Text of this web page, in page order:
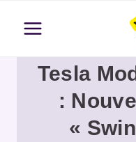
contenu
Tesla
:
«